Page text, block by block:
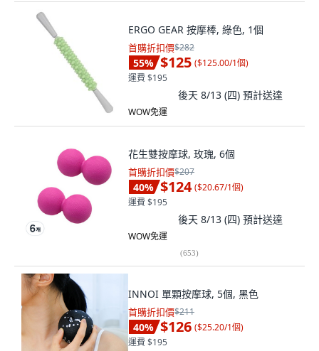
ERGO GEAR 按摩棒, 綠色, 1個
首購折扣價$282
55% $125 ($125.00/1個)
運費 $195
後天 8/13 (四) 預計送達
WOW免運
花生雙按摩球, 玫瑰, 6個
首購折扣價$207
40% $124 ($20.67/1個)
運費 $195
後天 8/13 (四) 預計送達
WOW免運
(653)
INNOI 單顆按摩球, 5個, 黑色
首購折扣價$211
40% $126 ($25.20/1個)
運費 $195